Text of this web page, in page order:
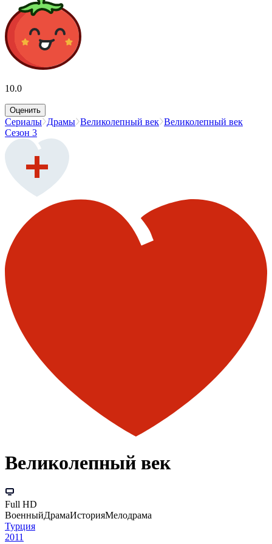
10.0
Оценить
Сериалы Драмы Великолепный век Великолепный век
Сезон 3
Великолепный век
Full HD
ВоенныйДрамаИсторияМелодрама
Турция
2011